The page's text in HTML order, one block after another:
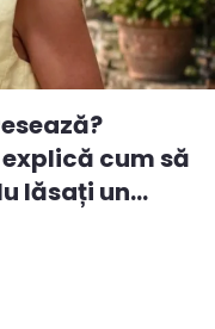
cum să
lăsați un